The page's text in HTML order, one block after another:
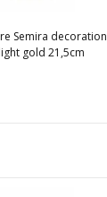
Semira decoration
gold 21,5cm